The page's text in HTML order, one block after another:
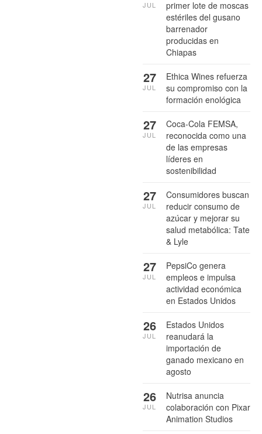
primer lote de moscas
estériles del gusano
barrenador
producidas en
Chiapas
JUL
Ethica Wines refuerza
su compromiso con la
formación enológica
27
JUL
Coca-Cola FEMSA,
reconocida como una
de las empresas
líderes en
sostenibilidad
27
JUL
Consumidores buscan
reducir consumo de
azúcar y mejorar su
salud metabólica: Tate
& Lyle
27
JUL
PepsiCo genera
empleos e impulsa
actividad económica
en Estados Unidos
27
JUL
Estados Unidos
reanudará la
importación de
ganado mexicano en
agosto
26
JUL
Nutrisa anuncia
colaboración con Pixar
Animation Studios
26
JUL